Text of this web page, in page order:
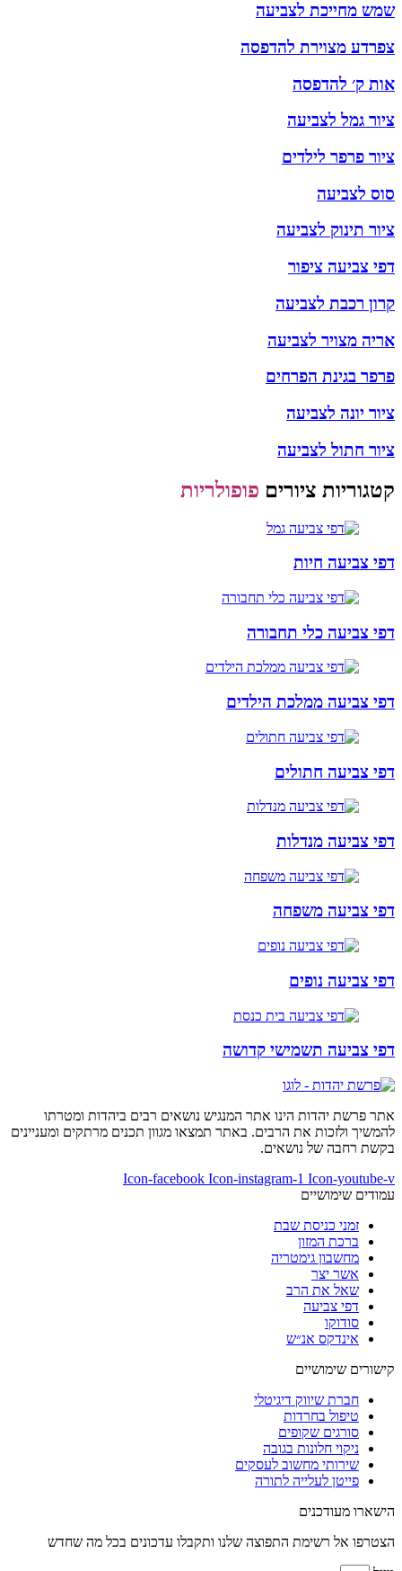
שמש מחייכת לצביעה
צפרדע מצוירת להדפסה
אות ק׳ להדפסה
ציור גמל לצביעה
ציור פרפר לילדים
סוס לצביעה
ציור תינוק לצביעה
דפי צביעה ציפור
קרון רכבת לצביעה
אריה מצויר לצביעה
פרפר בגינת הפרחים
ציור יונה לצביעה
ציור חתול לצביעה
קטגוריות ציורים פופולריות
דפי צביעה חיות
דפי צביעה כלי תחבורה
דפי צביעה ממלכת הילדים
דפי צביעה חתולים
דפי צביעה מנדלות
דפי צביעה משפחה
דפי צביעה נופים
דפי צביעה תשמישי קדושה
אתר פרשת יהדות הינו אתר המנגיש נושאים רבים ביהדות ומטרתו
להמשיך ולזכות את הרבים. באתר תמצאו מגוון תכנים מרתקים ומעניינים
בקשת רחבה של נושאים.
Icon-facebook Icon-instagram-1 Icon-youtube-v
עמודים שימושיים
זמני כניסת שבת
ברכת המזון
מחשבון גימטריה
אשר יצר
שאל את הרב
דפי צביעה
סודוקו
אינדקס אנ״ש
קישורים שימושיים
חברת שיווק דיגיטלי
טיפול בחרדות
סורגים שקופים
ניקוי חלונות בגובה
שירותי מחשוב לעסקים
פייטן לעלייה לתורה
הישארו מעודכנים
הצטרפו אל רשימת התפוצה שלנו ותקבלו עדכונים בכל מה שחדש